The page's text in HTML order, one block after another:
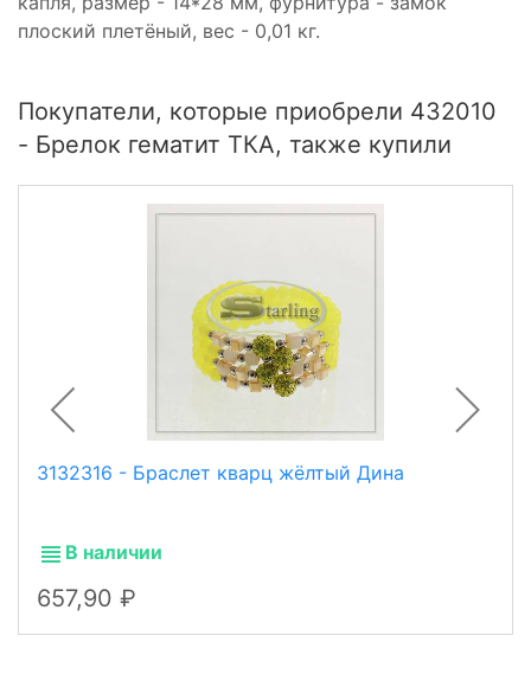
плоский плетёный, вес - 0,01 кг.
Покупатели, которые приобрели 432010
- Брелок гематит ТКА, также купили
3132316 - Браслет кварц жёлтый Дина
В наличии
657,90